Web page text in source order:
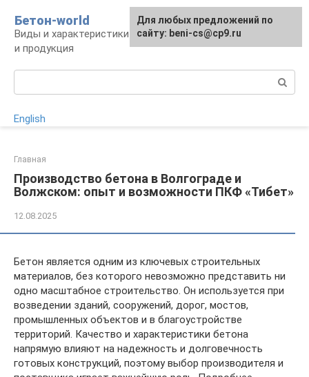
контенту
Бетон-world
Виды и характеристики бетона, конструкции
и продукция
English
Главная
Производство бетона в Волгограде и
Волжском: опыт и возможности ПКФ «Тибет»
12.08.2025
Бетон является одним из ключевых строительных
материалов, без которого невозможно представить ни
одно масштабное строительство. Он используется при
возведении зданий, сооружений, дорог, мостов,
промышленных объектов и в благоустройстве
территорий. Качество и характеристики бетона
напрямую влияют на надежность и долговечность
готовых конструкций, поэтому выбор производителя и
Для любых предложений по
сайту: beni-cs@cp9.ru